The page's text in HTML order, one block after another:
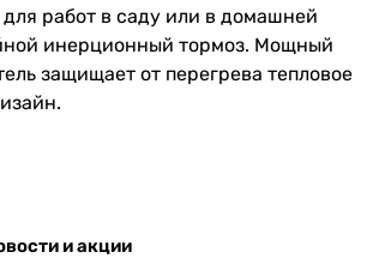
работ в саду или в домашней
инерционный тормоз. Мощный
защищает от перегрева тепловое
и акции